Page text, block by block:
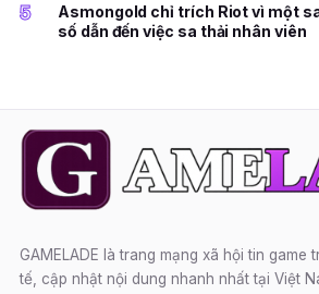
5
Asmongold chỉ trích Riot vì một
số dẫn đến việc sa thải nhân viên
GAMELADE là trang mạng xã hội tin game
tế, cập nhật nội dung nhanh nhất tại Việt